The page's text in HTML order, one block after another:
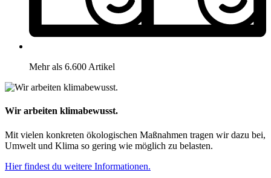
Mehr als 6.600 Artikel
Wir arbeiten klimabewusst.
Mit vielen konkreten ökologischen Maßnahmen tragen wir dazu bei,
Umwelt und Klima so gering wie möglich zu belasten.
Hier findest du weitere Informationen.